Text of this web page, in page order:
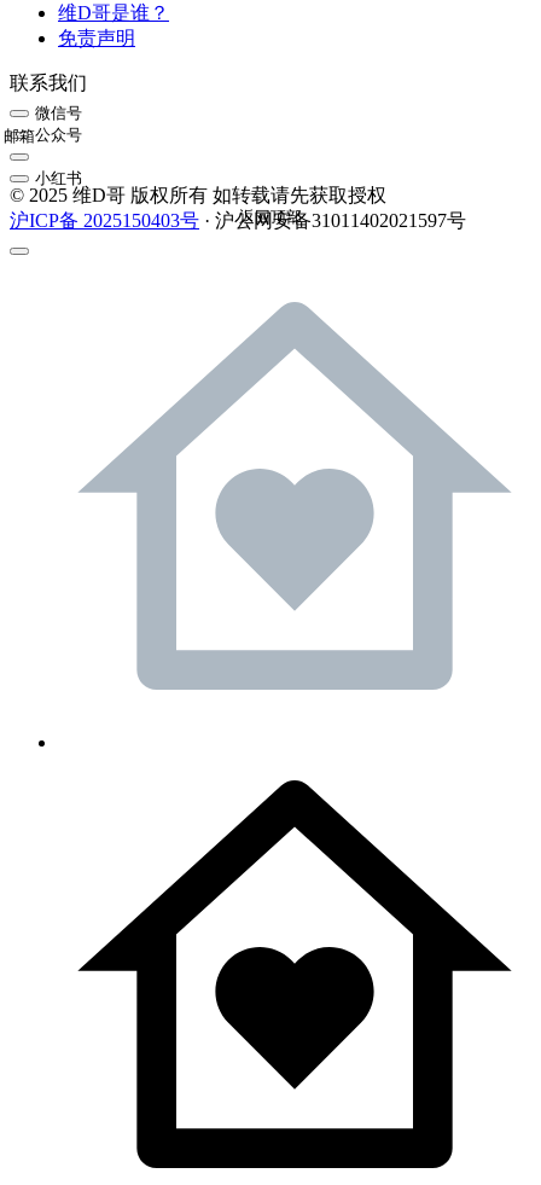
维D哥是谁？
免责声明
联系我们
微信号
公众号
邮箱
小红书
© 2025 维D哥 版权所有 如转载请先获取授权
沪ICP备 2025150403号 · 沪公网安备31011402021597号
返回顶部